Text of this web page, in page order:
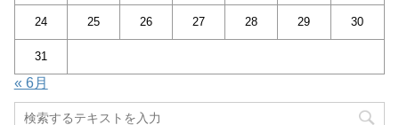
24 25 26 27 28 29 30
31
« 6月